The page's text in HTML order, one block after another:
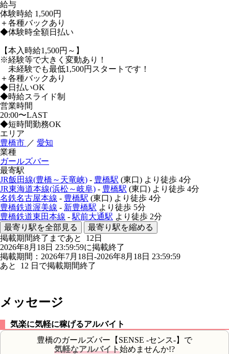
給与
体験時給 1,500円
＋各種バックあり
◆体験時全額日払い
【本入時給1,500円～】
※経験等で大きく変動あり！
未経験でも最低1,500円スタートです！
＋各種バックあり
◆日払いOK
◆時給スライド制
営業時間
20:00〜LAST
◆短時間勤務OK
エリア
豊橋市 ／ 愛知
業種
ガールズバー
最寄駅
JR飯田線(豊橋～天竜峡) - 豊橋駅 (東口) より徒歩 4分
JR東海道本線(浜松～岐阜) - 豊橋駅 (東口) より徒歩 4分
名鉄名古屋本線 - 豊橋駅 (東口) より徒歩 4分
豊橋鉄道渥美線 - 新豊橋駅 より徒歩 5分
豊橋鉄道東田本線 - 駅前大通駅 より徒歩 2分
最寄り駅を全部見る
最寄り駅を縮める
掲載期間終了まであと 12 日
2026年8月18日 23:59:59に掲載終了
掲載期間：2026年7月18日-2026年8月18日 23:59:59
あと 12 日で掲載期間終了
メッセージ
気楽に気軽に稼げるアルバイト
豊橋のガールズバー【SENSE -センス-】で
気軽なアルバイト始めませんか!?